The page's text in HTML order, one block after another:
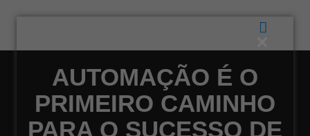
AUTOMAÇÃO É O
PRIMEIRO CAMINHO
PARA O SUCESSO DE